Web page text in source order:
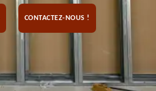
CONTACTEZ-NOUS !